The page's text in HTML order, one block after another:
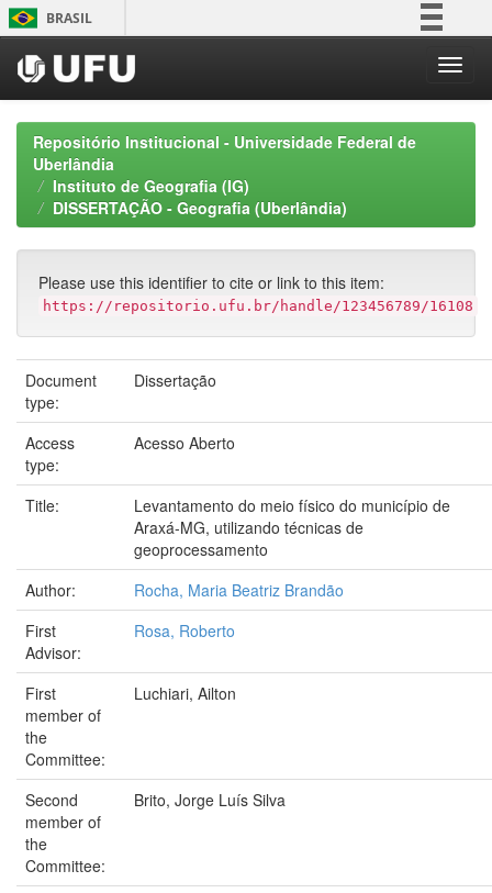
Skip
navigation
BRASIL
Participe
Acesso à informação
Canais
Repositório Institucional - Universidade Federal de
Uberlândia
Instituto de Geografia (IG)
DISSERTAÇÃO - Geografia (Uberlândia)
Please use this identifier to cite or link to this item:
https://repositorio.ufu.br/handle/123456789/16108
Document
type:
Dissertação
Access
type:
Acesso Aberto
Title:
Levantamento do meio físico do município de
Araxá-MG, utilizando técnicas de
geoprocessamento
Author:
Rocha, Maria Beatriz Brandão
First
Advisor:
Rosa, Roberto
First
member of
the
Committee:
Luchiari, Ailton
Second
member of
the
Committee:
Brito, Jorge Luís Silva